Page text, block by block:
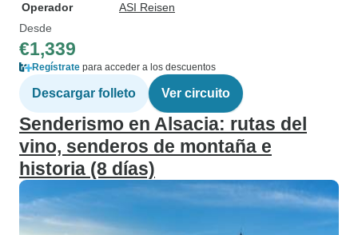
Operador
ASI Reisen
Desde
€1,339
Regístrate para acceder a los descuentos
Descargar folleto Ver circuito
Senderismo en Alsacia: rutas del
vino, senderos de montaña e
historia (8 días)